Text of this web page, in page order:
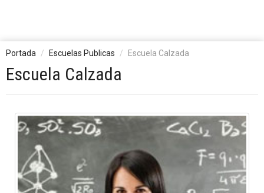
Portada Escuelas Publicas Escuela Calzada
Escuela Calzada